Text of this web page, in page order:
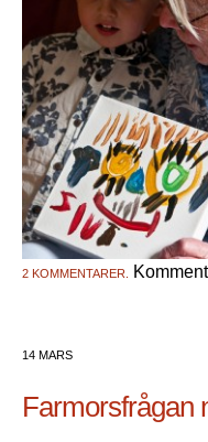
2 KOMMENTARER.
14 MARS
Farmorsfrågan